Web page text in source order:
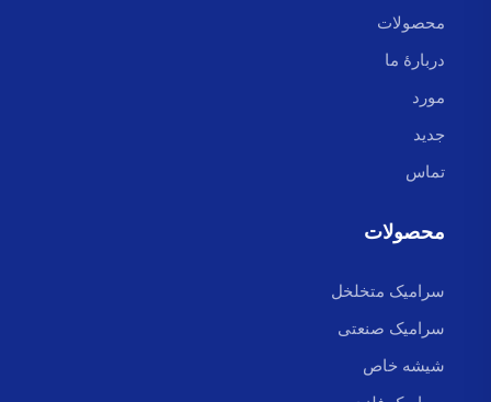
محصولات
دربارهٔ ما
مورد
جدید
تماس
محصولات
سرامیک متخلخل
سرامیک صنعتی
شیشه خاص